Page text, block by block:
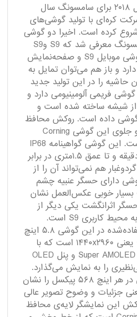
به نظر می‌رسد سال ۲۰۱۸ برای سامسونگ سال
کره‌ای با تولید گوشی‌های
کرده است. اخیرا دو گوشی
جدید دیگر از سامسونگ معرفی شد که S9 وS9
Plus نام دارند. گوشی موبایل S9 و صفحه‌نمایش
و باز هم می‌توان تمایل به
را در این تولید جدید
فریمی آلومینیومی دارد و
شیشه ساخته شده است و
گوشی داده است. روکش محافظ
شیشه‌های پشت و جلوی این گوشی Corning
Gorilla Glass 5 است. این گوشی گواهینامه IP68
دارد، یعنی تا ۳۰ دقیقه و تا عمق ۱.۵متری در برابر
هم نمی‌تواند آن را از
دارای حسگر عنبیه چشم
خوبی عکس‌العمل نشان
اثرانگشت یکی دیگر از
راه‌های امن ورود به محیط کاربری S9 است.
صفحه‌نمایش استفاده‌شده در این گوشی ۵.۸ اینچ
با رزولوشن QHD+ یعنی ۱۴۴۰x۲۹۶۰ است که با
استفاده از فناوری Super AMOLED و پنل OLED
را به نمایش می‌گذارد.
این صفحه‌نمایش در هر اینچ ۵۶۸ پیکسل را نشان
جزئیات و وضوح تصویر عالی
این نمایشگر لایه‌ی محافظ